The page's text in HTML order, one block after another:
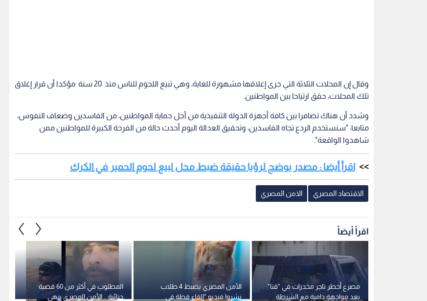
وقال إن المحلات الثلاثة التي جرى إغلاقها مشهورة للغاية، وهي تبيع اللحوم للناس منذ 20 سنة مؤكدا أن قرار إغلاق
تلك المحلات، حقق ارتياحا بين المواطنين.
وشدد أن هناك تضافرا بين كافة أجهزة الدولة التنفيذية من أجل حماية المواطنين، من الفاسدين وضعاف النفوس،
متابعا: "سنستخدم الردع تجاه الفاسدين، وتحقيق العدالة اليوم أحدث حالة من الفرحة الكبيرة للمواطنين ممن
شاهدوا الواقعة".
اقرأ أيضا : مصدر يوضح لرؤيا حقيقة ضبط محل لبيع لحوم الحمير في الكرك
الاقتصاد المصري الامن المصري
اقرأ أيضاً
المطلوب في أكثر من 60 قضية
جنائية .. الأمن المصري ينهي
الأمن المصري يضبط 4 طلاب
نشروا فيديو "إلقاء قطة في
مصرع أخطر تاجر مخدرات في "قنا"
بعد مواجهة دامية مع الشرطة